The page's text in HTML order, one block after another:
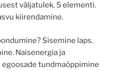
väljatulek. 5 elementi.
kiirendamine.
Sisemine laps.
Naisenergia ja
tundmaõppimine